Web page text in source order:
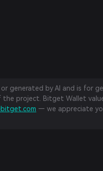
generated by AI and is for
project. Bitget Wallet
— we appreciate